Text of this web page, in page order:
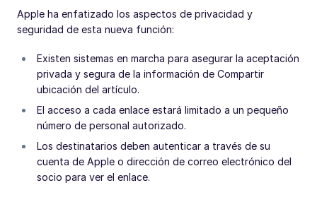
Apple ha enfatizado los aspectos de privacidad y
seguridad de esta nueva función:
Existen sistemas en marcha para asegurar la aceptación
privada y segura de la información de Compartir
ubicación del artículo.
El acceso a cada enlace estará limitado a un pequeño
número de personal autorizado.
Los destinatarios deben autenticar a través de su
cuenta de Apple o dirección de correo electrónico del
socio para ver el enlace.